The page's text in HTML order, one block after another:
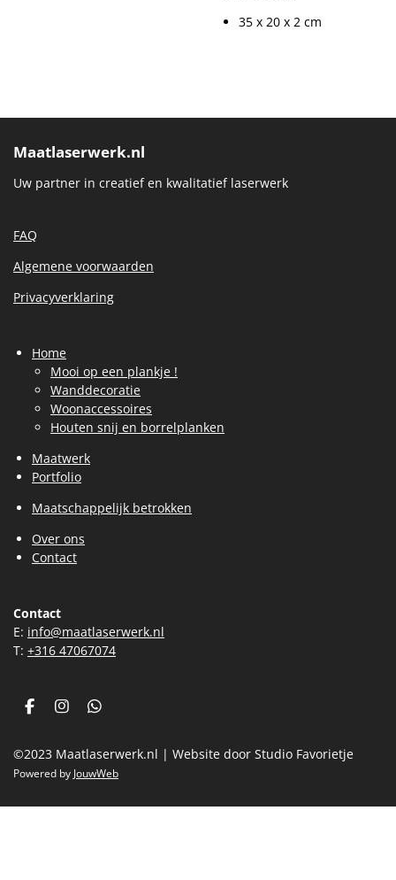
35 x 20 x 2 cm
Maatlaserwerk.nl
Uw partner in creatief en kwalitatief laserwerk
FAQ
Algemene voorwaarden
Privacyverklaring
Home
Mooi op een plankje !
Wanddecoratie
Woonaccessoires
Houten snij en borrelplanken
Maatwerk
Portfolio
Maatschappelijk betrokken
Over ons
Contact
Contact
E: info@maatlaserwerk.nl
T: +316 47067074
F
e
b
o
k
I
t
a
g
a
W
t
s
A
p
©2023 Maatlaserwerk.nl | Website door Studio Favorietje
Powered by JouwWeb